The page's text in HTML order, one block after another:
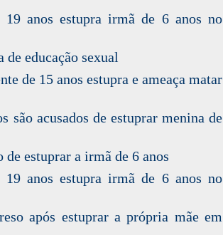
anos estupra irmã de 6 anos no
educação sexual
de 15 anos estupra e ameaça matar
são acusados de estuprar menina de
de estuprar a irmã de 6 anos
anos estupra irmã de 6 anos no
após estuprar a própria mãe em